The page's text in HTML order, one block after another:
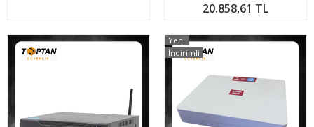
20.858,61 TL
Yeni
İndirimli